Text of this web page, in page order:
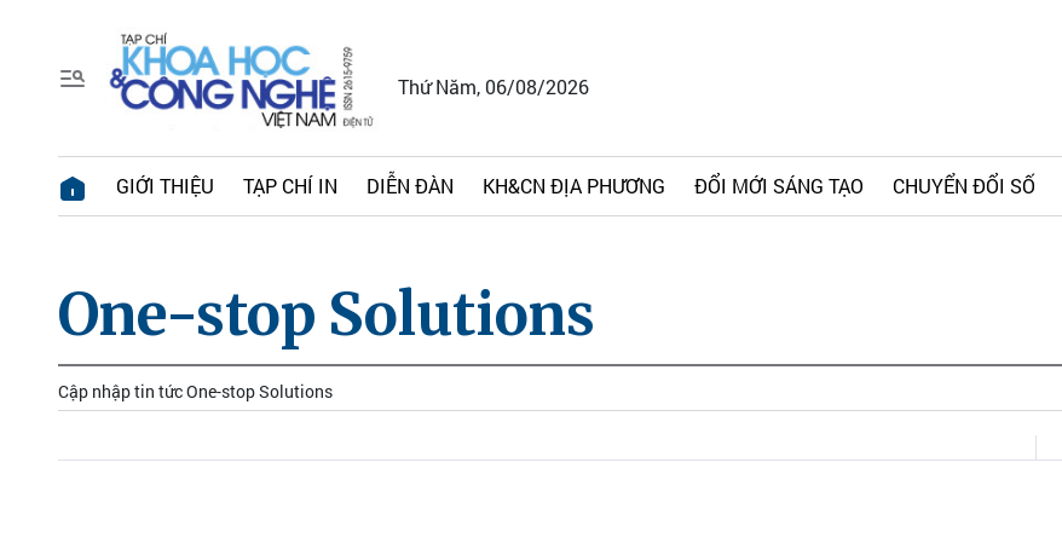
Thứ Năm, 06/08/2026
GIỚI THIỆU TẠP CHÍ IN DIỄN ĐÀN KH&CN ĐỊA PHƯƠNG ĐỔI MỚI SÁNG TẠO CHUYỂN ĐỔI SỐ
One-stop Solutions
Cập nhập tin tức One-stop Solutions